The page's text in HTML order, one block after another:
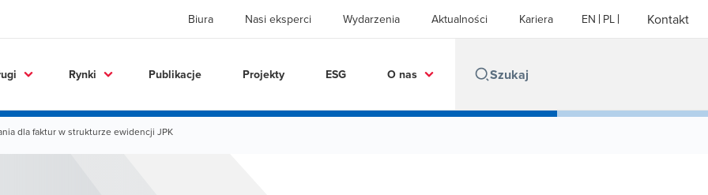
Biura Nasi eksperci Wydarzenia Aktualności Kariera EN PL Kontakt
Rynki Publikacje Projekty ESG O nas
dla faktur w strukturze ewidencji JPK